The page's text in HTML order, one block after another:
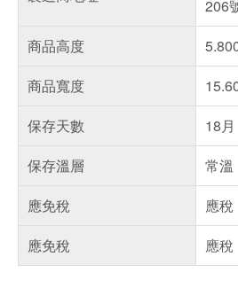
206
商品高度
商品寬度
保存天數
18月
保存溫層
常溫
應免稅
應稅
應免稅
應稅